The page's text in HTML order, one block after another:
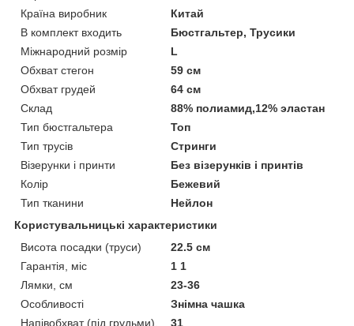
Країна виробник
Китай
В комплект входить
Бюстгальтер, Трусики
Міжнародний розмір
L
Обхват стегон
59 см
Обхват грудей
64 см
Склад
88% полиамид,12% эластан
Тип бюстгальтера
Топ
Тип трусів
Стринги
Візерунки і принти
Без візерунків і принтів
Колір
Бежевий
Тип тканини
Нейлон
Користувальницькі характеристики
Висота посадки (труси)
22.5 см
Гарантія, міс
1 1
Лямки, см
23-36
Особливості
Знімна чашка
Напівобхват (під грудьми),
31